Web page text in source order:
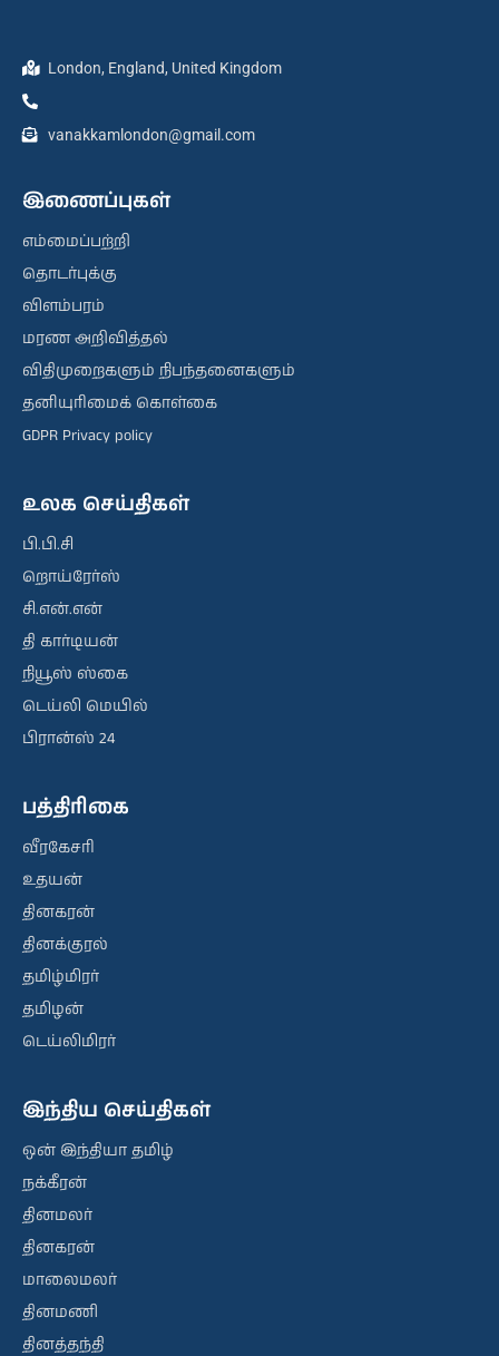
London, England, United Kingdom
vanakkamlondon@gmail.com
இணைப்புகள்
எம்மைப்பற்றி
தொடர்புக்கு
விளம்பரம்
மரண அறிவித்தல்
விதிமுறைகளும் நிபந்தனைகளும்
தனியுரிமைக் கொள்கை
GDPR Privacy policy
உலக செய்திகள்
பி.பி.சி
றொய்ரேர்ஸ்
சி.என்.என்
தி கார்டியன்
நியூஸ் ஸ்கை
டெய்லி மெயில்
பிரான்ஸ் 24
பத்திரிகை
வீரகேசரி
உதயன்
தினகரன்
தினக்குரல்
தமிழ்மிரர்
தமிழன்
டெய்லிமிரர்
இந்திய செய்திகள்
ஒன் இந்தியா தமிழ்
நக்கீரன்
தினமலர்
தினகரன்
மாலைமலர்
தினமணி
தினத்தந்தி